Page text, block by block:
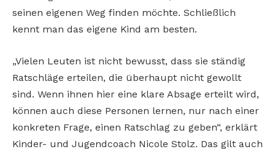
seinen eigenen Weg finden möchte. Schließlich
kennt man das eigene Kind am besten.
„Vielen Leuten ist nicht bewusst, dass sie ständig
Ratschläge erteilen, die überhaupt nicht gewollt
sind. Wenn ihnen hier eine klare Absage erteilt wird,
können auch diese Personen lernen, nur nach einer
konkreten Frage, einen Ratschlag zu geben“, erklärt
Kinder- und Jugendcoach Nicole Stolz. Das gilt auch